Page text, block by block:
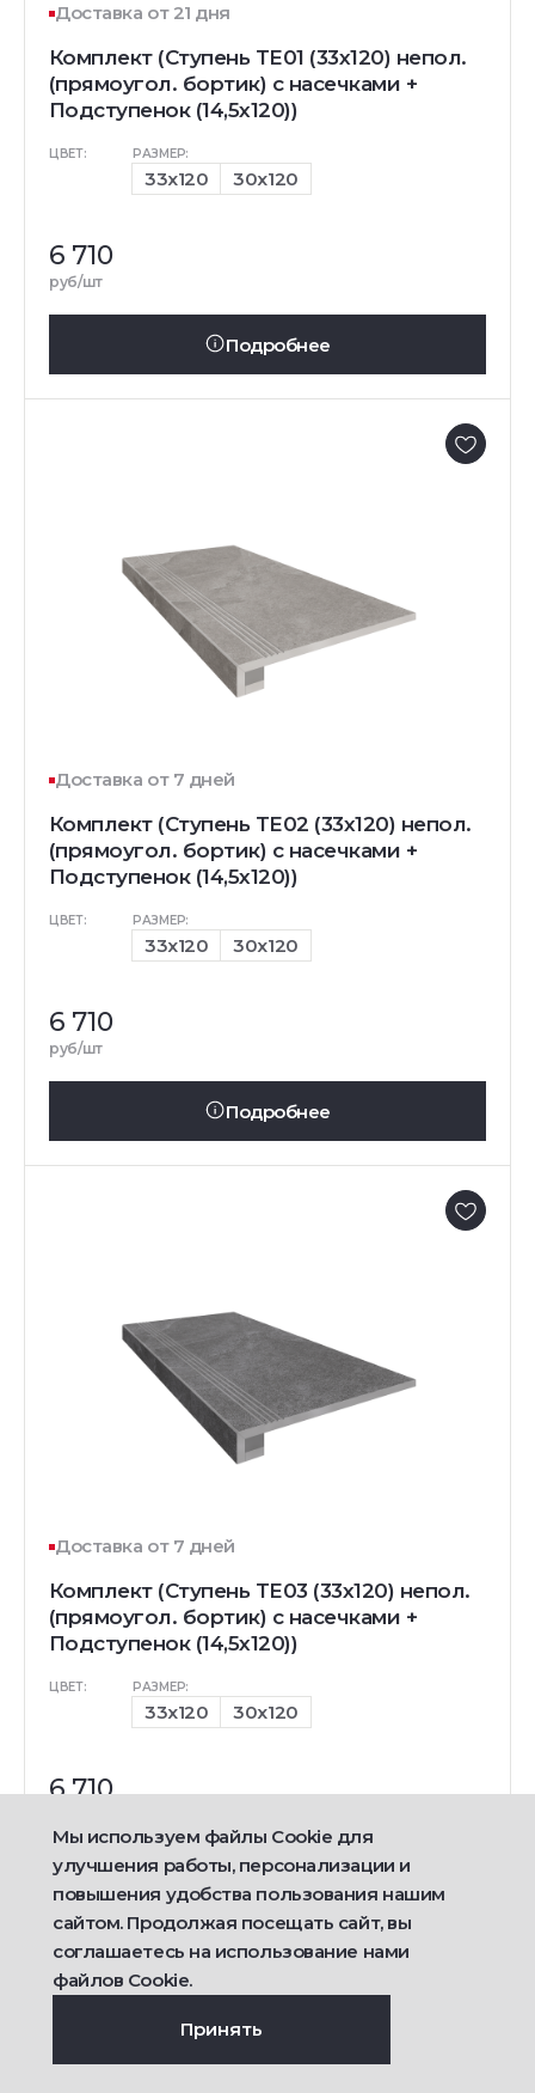
Доставка от 21 дня
Комплект (Ступень TE01 (33x120) непол.
(прямоугол. бортик) с насечками +
Подступенок (14,5x120))
ЦВЕТ: РАЗМЕР:
33x120 30x120
6 710
руб/шт
Подробнее
Доставка от 7 дней
Комплект (Ступень TE02 (33x120) непол.
(прямоугол. бортик) с насечками +
Подступенок (14,5x120))
ЦВЕТ: РАЗМЕР:
33x120 30x120
6 710
руб/шт
Подробнее
Доставка от 7 дней
Комплект (Ступень TE03 (33x120) непол.
(прямоугол. бортик) с насечками +
Подступенок (14,5x120))
ЦВЕТ: РАЗМЕР:
33x120 30x120
6 710
Подробнее
Мы используем файлы Cookie для
улучшения работы, персонализации и
повышения удобства пользования нашим
сайтом. Продолжая посещать сайт, вы
соглашаетесь на использование нами
файлов Cookie.
Принять